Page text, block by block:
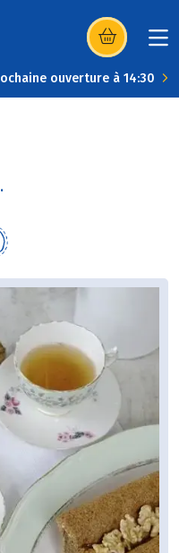
(s’ouvre dans
ouverture à 14:30